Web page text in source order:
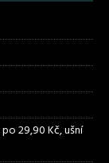
29,90 Kč, ušní